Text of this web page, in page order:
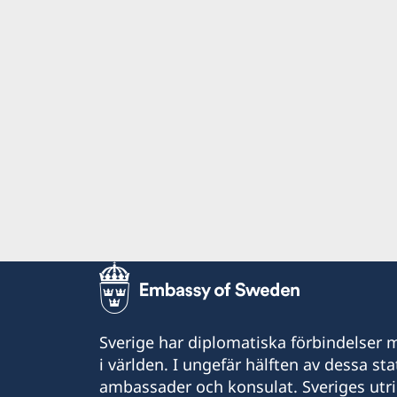
Sverige har diplomatiska förbindelser
i världen. I ungefär hälften av dessa
ambassader och konsulat. Sveriges